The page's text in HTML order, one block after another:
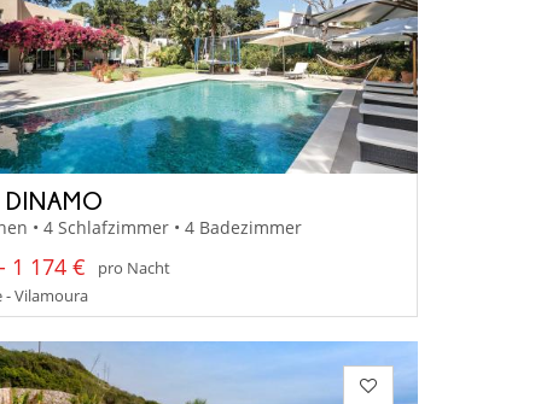
DINAMO
• 4 Schlafzimmer • 4 Badezimmer
1 174 €
pro Nacht
- Vilamoura